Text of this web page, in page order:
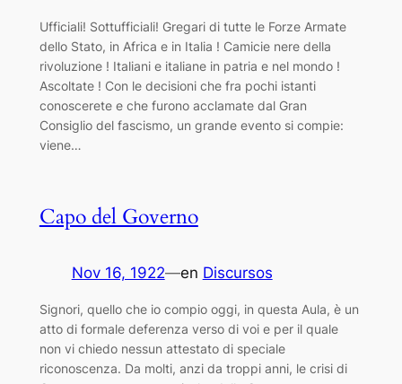
Ufficiali! Sottufficiali! Gregari di tutte le Forze Armate
dello Stato, in Africa e in Italia ! Camicie nere della
rivoluzione ! Italiani e italiane in patria e nel mondo !
Ascoltate ! Con le decisioni che fra pochi istanti
conoscerete e che furono acclamate dal Gran
Consiglio del fascismo, un grande evento si compie:
viene…
Capo del Governo
Nov 16, 1922—en Discursos
Signori, quello che io compio oggi, in questa Aula, è un
atto di formale deferenza verso di voi e per il quale
non vi chiedo nessun attestato di speciale
riconoscenza. Da molti, anzi da troppi anni, le crisi di